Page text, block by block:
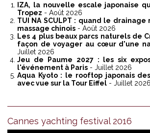
IZA, la nouvelle escale japonaise
Tropez - Août 2026
TUI NA SCULPT : quand le
massage chinois - Août 2026
Les 4 plus beaux parcs naturels de
façon de voyager au cœur d'une
Juillet 2026
Jeu de Paume 2027 : les six
l'événement à Paris - Juillet 2026
Aqua Kyoto : le rooftop japonais
avec vue sur la Tour Eiffel - Juillet 2026
Cannes yachting festival 2016